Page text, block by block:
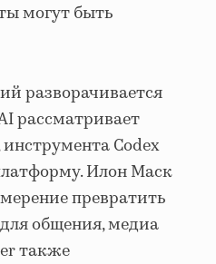
могут быть
разворачивается
рассматривает
Codex
Илон Маск
превратить
общения, медиа
также